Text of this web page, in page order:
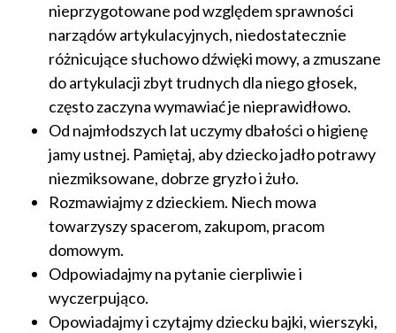
nieprzygotowane pod względem sprawności
narządów artykulacyjnych, niedostatecznie
różnicujące słuchowo dźwięki mowy, a zmuszane
do artykulacji zbyt trudnych dla niego głosek,
często zaczyna wymawiać je nieprawidłowo.
Od najmłodszych lat uczymy dbałości o higienę
jamy ustnej. Pamiętaj, aby dziecko jadło potrawy
niezmiksowane, dobrze gryzło i żuło.
Rozmawiajmy z dzieckiem. Niech mowa
towarzyszy spacerom, zakupom, pracom
domowym.
Odpowiadajmy na pytanie cierpliwie i
wyczerpująco.
Opowiadajmy i czytajmy dziecku bajki, wierszyki,